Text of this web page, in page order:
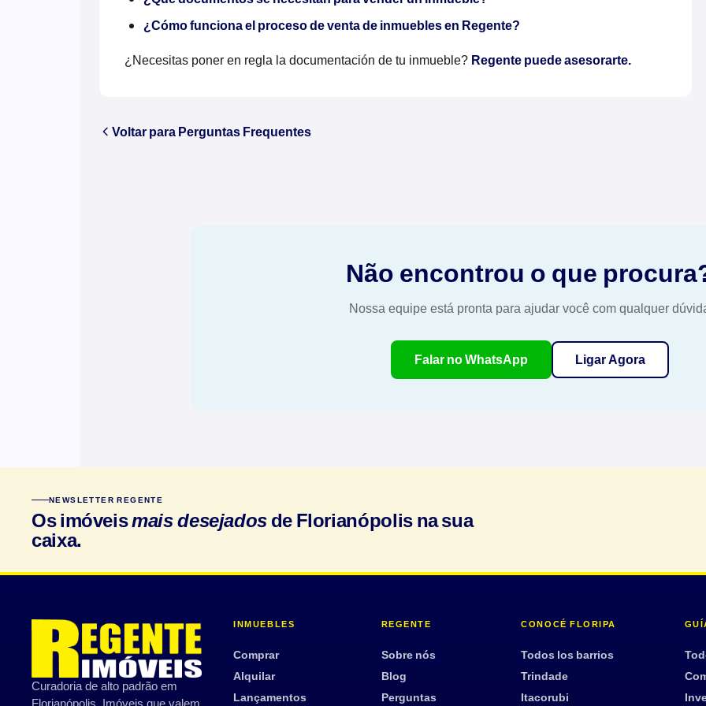
¿Cómo funciona el proceso de venta de inmuebles en Regente?
¿Necesitas poner en regla la documentación de tu inmueble? Regente puede asesorarte.
Voltar para Perguntas Frequentes
Não encontrou o que
Nossa equipe está pronta para ajudar você com qualquer
Falar no WhatsApp Ligar Agora
NEWSLETTER REGENTE
Os imóveismais desejadosde Florianópolis na sua
caixa.
Curadoria de alto padrão em
INMUEBLES
Comprar
Alquilar
Lançamentos
REGENTE
Sobre nós
Blog
Perguntas
CONOCÉ FLORIPA
Todos los barrios
Trindade
Itacorubi